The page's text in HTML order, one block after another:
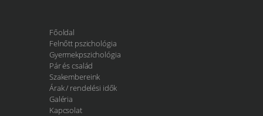
Főoldal
Felnőtt pszichológia
Gyermekpszichológia
Pár és család
Szakembereink
Árak / rendelési idők
Galéria
Kapcsolat